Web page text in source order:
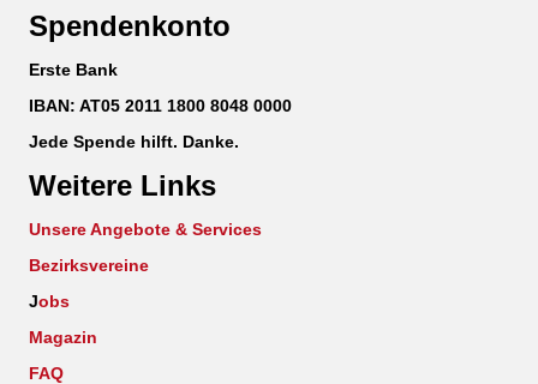
Spendenkonto
Erste Bank
IBAN: AT05 2011 1800 8048 0000
Jede Spende hilft. Danke.
Weitere Links
Unsere Angebote & Services
Bezirksvereine
Jobs
Magazin
FAQ